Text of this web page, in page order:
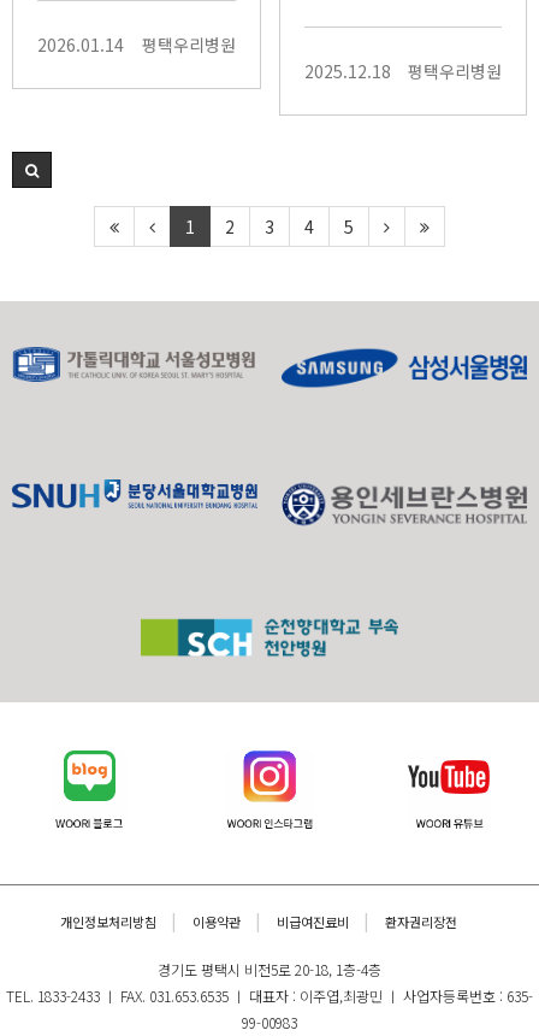
2026.01.14 평택우리병원
2025.12.18 평택우리병원
1 2 3 4 5
개인정보처리방침 이용약관 비급여진료비 환자권리장전
경기도 평택시 비전5로 20-18, 1층-4층
TEL. 1833-2433 ㅣ FAX. 031.653.6535 ㅣ 대표자 : 이주엽,최광민 ㅣ 사업자등록번호 : 635-
99-00983